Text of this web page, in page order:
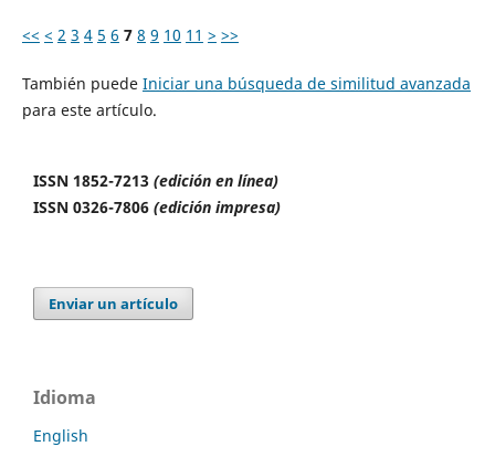
<< < 2 3 4 5 6 7 8 9 10 11 > >>
También puede Iniciar una búsqueda de similitud avanzada
para este artículo.
ISSN 1852-7213 (edición en línea)
ISSN 0326-7806 (edición impresa)
Enviar un artículo
Idioma
English